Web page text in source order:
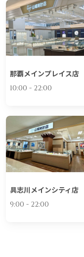
那覇メインプレイス店
10:00 - 22:00
具志川メインシティ店
9:00 - 22:00